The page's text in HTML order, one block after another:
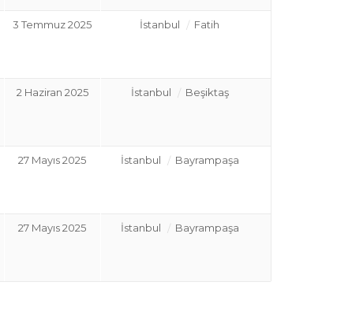
3 Temmuz 2025 İstanbul Fatih
2 Haziran 2025 İstanbul Beşiktaş
27 Mayıs 2025 İstanbul Bayrampaşa
27 Mayıs 2025 İstanbul Bayrampaşa